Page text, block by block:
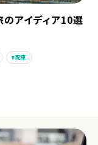
アイディア10選
配車